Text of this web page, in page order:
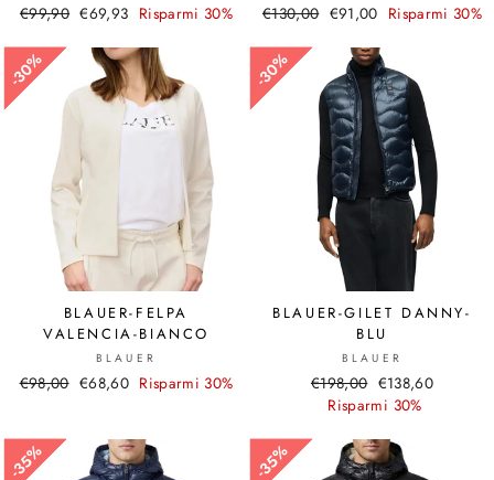
Prezzo
listino
€99,90 Prezzo
€69,93 Risparmi 30%
Prezzo
listino
€130,00 Prezzo
€91,00 Risparmi 30%
30%
30%
BLAUER-FELPA
VALENCIA-BIANCO
BLAUER
Prezzo
€98,00 Prezzo
€68,60 Risparmi 30%
30%
30%
BLAUER-GILET DANNY-
BLU
BLAUER
Prezzo
€198,00 Prezzo
scontato
€138,60
Risparmi 30%
35%
35% 35%
35%